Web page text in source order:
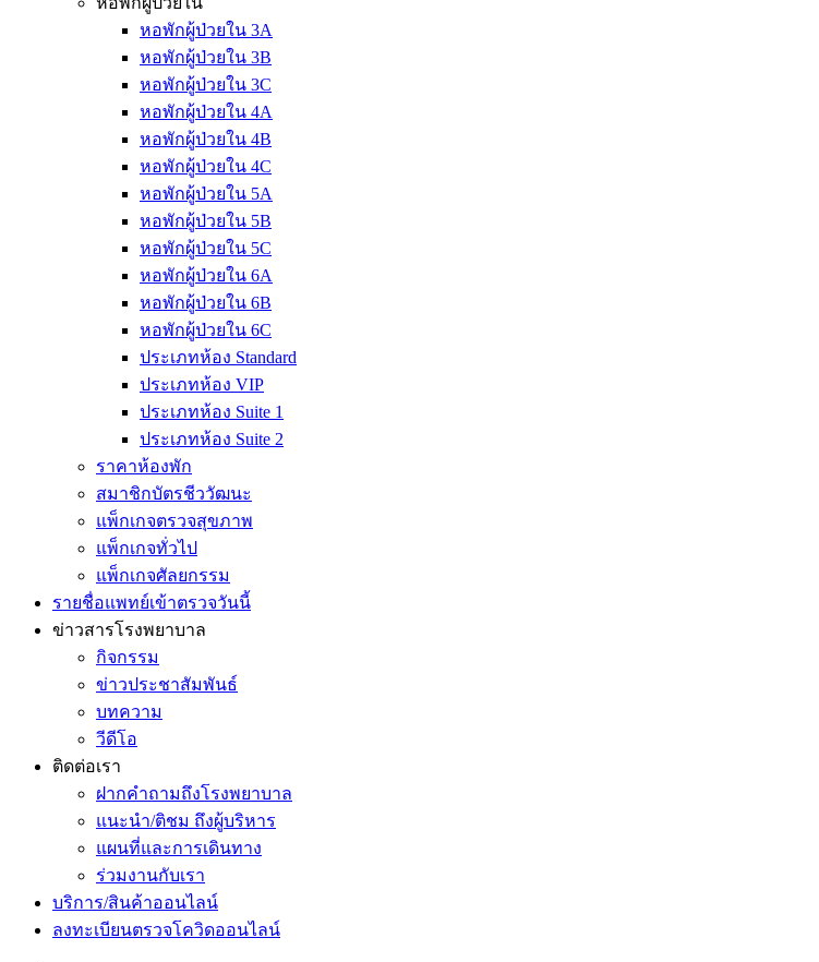
หอพักผู้ป่วยใน 3A
หอพักผู้ป่วยใน 3B
หอพักผู้ป่วยใน 3C
หอพักผู้ป่วยใน 4A
หอพักผู้ป่วยใน 4B
หอพักผู้ป่วยใน 4C
หอพักผู้ป่วยใน 5A
หอพักผู้ป่วยใน 5B
หอพักผู้ป่วยใน 5C
หอพักผู้ป่วยใน 6A
หอพักผู้ป่วยใน 6B
หอพักผู้ป่วยใน 6C
ประเภทห้อง Standard
ประเภทห้อง VIP
ประเภทห้อง Suite 1
ประเภทห้อง Suite 2
ราคาห้องพัก
สมาชิกบัตรชีววัฒนะ
แพ็กเกจตรวจสุขภาพ
แพ็กเกจทั่วไป
แพ็กเกจศัลยกรรม
รายชื่อแพทย์เข้าตรวจวันนี้
ข่าวสารโรงพยาบาล
กิจกรรม
ข่าวประชาสัมพันธ์
บทความ
วีดีโอ
ติดต่อเรา
ฝากคำถามถึงโรงพยาบาล
แนะนำ/ติชม ถึงผู้บริหาร
แผนที่และการเดินทาง
ร่วมงานกับเรา
บริการ/สินค้าออนไลน์
ลงทะเบียนตรวจโควิดออนไลน์